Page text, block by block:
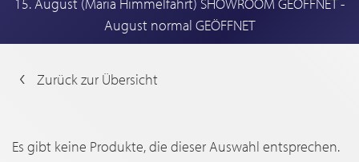
August normal GEÖFFNET
Zurück zur Übersicht
Es gibt keine Produkte, die dieser Auswahl entsprechen.